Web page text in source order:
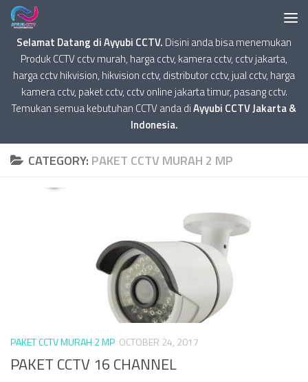
Selamat Datang di Ayyubi CCTV. Disini anda bisa menemukan
Produk CCTV cctv murah, harga cctv, kamera cctv, cctv jakarta,
harga cctv hikvision, hikvision cctv, distributor cctv, jual cctv, harga
kamera cctv, paket cctv, cctv online jakarta timur, pasang cctv.
Temukan semua kebutuhan CCTV anda diAyyubi CCTV Jakarta &
Indonesia.
CATEGORY: PAKET CCTV MURAH 2 MP
PAKET CCTV MURAH 2 MP OCTOBER 24, 2017
PAKET CCTV 16 CHANNEL